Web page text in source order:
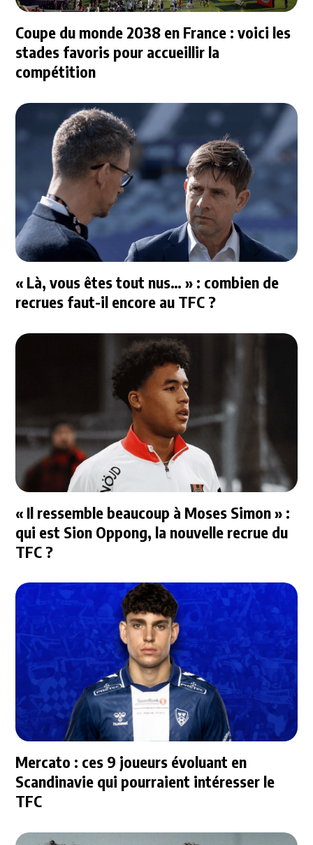
Coupe du monde 2038 en France : voici les
stades favoris pour accueillir la
compétition
« Là, vous êtes tout nus… » : combien de
recrues faut-il encore au TFC ?
« Il ressemble beaucoup à Moses Simon » :
qui est Sion Oppong, la nouvelle recrue du
TFC ?
Mercato : ces 9 joueurs évoluant en
Scandinavie qui pourraient intéresser le
TFC